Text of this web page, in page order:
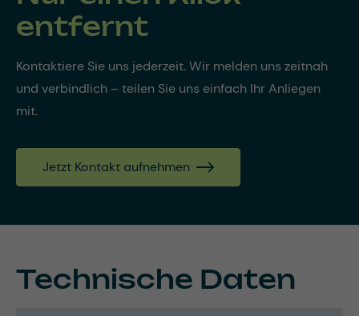
entfernt
Kontaktiere Sie uns jederzeit. Wir melden uns zeitnah
und verbindlich – teilen Sie uns einfach Ihr Anliegen
mit.
Jetzt Kontakt aufnehmen
Technische Daten